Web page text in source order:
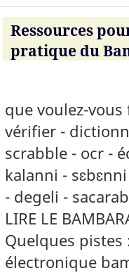
Ressources
pratique du
que voulez-
vérifier -
scrabble - ocr -
kalanni -
- degeli -
LIRE LE
Quelques
électronique